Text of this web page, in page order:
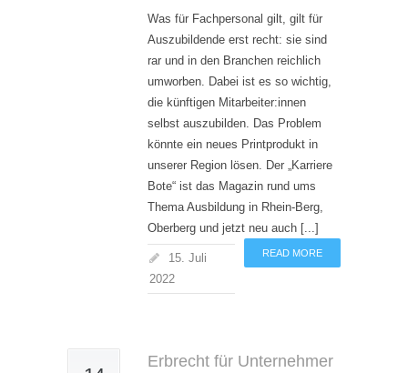
Was für Fachpersonal gilt, gilt für
Auszubildende erst recht: sie sind
rar und in den Branchen reichlich
umworben. Dabei ist es so wichtig,
die künftigen Mitarbeiter:innen
selbst auszubilden. Das Problem
könnte ein neues Printprodukt in
unserer Region lösen. Der „Karriere
Bote“ ist das Magazin rund ums
Thema Ausbildung in Rhein-Berg,
Oberberg und jetzt neu auch [...]
READ MORE
15. Juli
2022
Erbrecht für Unternehmer